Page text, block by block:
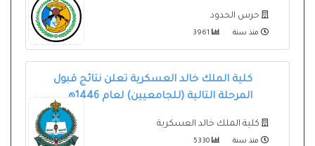
حرس الحدود
منذ سنة
كلية الملك خالد العسكرية تعلن نتائج قبول
المرحلة التالية (للجامعيين) لعام 1446هـ
كلية الملك خالد العسكرية
منذ سنة